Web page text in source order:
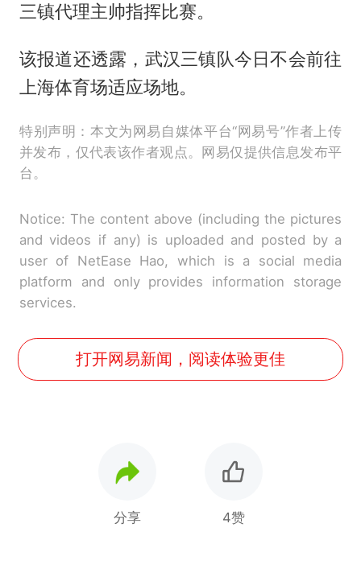
三镇代理主帅指挥比赛。
该报道还透露，武汉三镇队今日不会前往
上海体育场适应场地。
特别声明：本文为网易自媒体平台“网易号”作者上传
并发布，仅代表该作者观点。网易仅提供信息发布平
台。
Notice: The content above (including the pictures
and videos if any) is uploaded and posted by a
user of NetEase Hao, which is a social media
platform and only provides information storage
services.
打开网易新闻，阅读体验更佳
分享 4赞